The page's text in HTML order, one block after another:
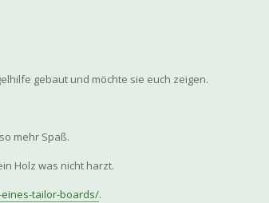
gebaut und möchte sie euch zeigen.
mehr Spaß.
Holz was nicht harzt.
tailor-boards/.